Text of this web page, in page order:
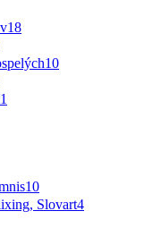
18
10
1
10
Slovart4